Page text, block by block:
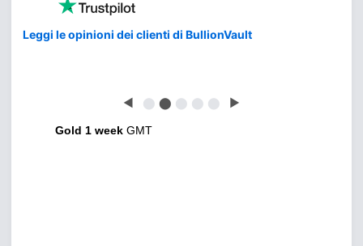
Leggi le opinioni dei clienti di BullionVault
◀ ⬤ ⬤ ⬤ ⬤ ⬤ ▶
Gold 1 week GMT